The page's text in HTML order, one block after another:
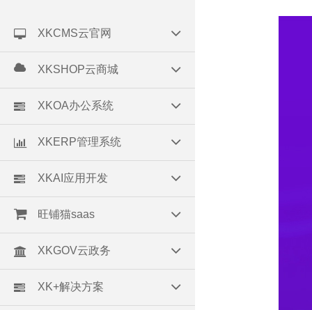
XKCMS云官网
XKSHOP云商城
XKOA办公系统
XKERP管理系统
XKAI应用开发
旺铺猫saas
XKGOV云政务
XK+解决方案